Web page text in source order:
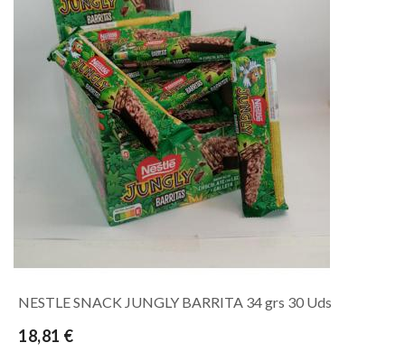
NESTLE SNACK JUNGLY BARRITA 34 grs 30 Uds
18,81 €